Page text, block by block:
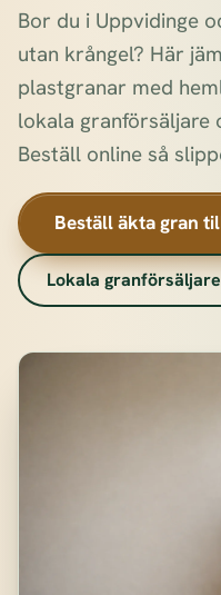
Bor du i Uppvidinge
utan krångel? Här
plastgranar med
lokala granförsäljare
Beställ online så
Beställ äkta gran
Lokala granförsäljare